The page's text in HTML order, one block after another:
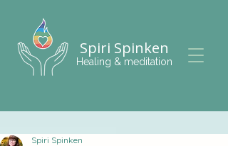
Spiri Spinken
Healing & meditation
Spiri Spinken